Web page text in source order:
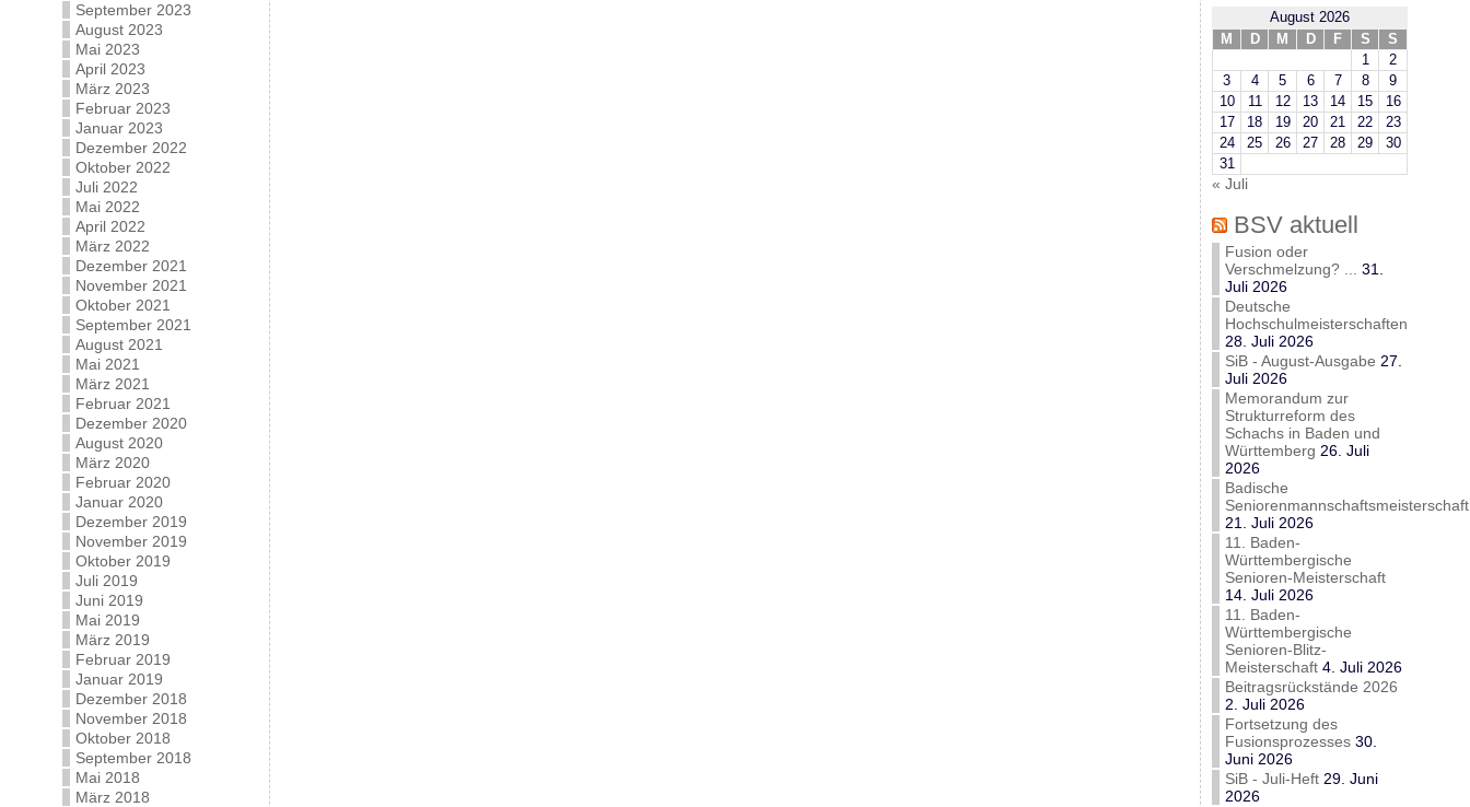
September 2023
August 2023
Mai 2023
April 2023
März 2023
Februar 2023
Januar 2023
Dezember 2022
Oktober 2022
Juli 2022
Mai 2022
April 2022
März 2022
Dezember 2021
November 2021
Oktober 2021
September 2021
August 2021
Mai 2021
März 2021
Februar 2021
Dezember 2020
August 2020
März 2020
Februar 2020
Januar 2020
Dezember 2019
November 2019
Oktober 2019
Juli 2019
Juni 2019
Mai 2019
März 2019
Februar 2019
Januar 2019
Dezember 2018
November 2018
Oktober 2018
September 2018
Mai 2018
März 2018
August 2026
M
D M D F S
S
1
2
3
4 5 6 7 8
9
10
11 12 13 14 15
16
17
18 19 20 21 22
23
24
25 26 27 28 29
30
31
« Juli
BSV aktuell
Fusion oder
Verschmelzung? ...
31.
Juli 2026
Deutsche
Hochschulmeisterschaften
28. Juli 2026
SiB - August-Ausgabe 27.
Juli 2026
Memorandum zur
Strukturreform des
Schachs in Baden und
Württemberg 26. Juli
2026
Badische
Seniorenmannschaftsmeisterschaft
21. Juli 2026
11. Baden-
Württembergische
Senioren-Meisterschaft
14. Juli 2026
11. Baden-
Württembergische
Senioren-Blitz-
Meisterschaft 4. Juli 2026
Beitragsrückstände 2026
2. Juli 2026
Fortsetzung des
Fusionsprozesses 30.
Juni 2026
SiB - Juli-Heft 29. Juni
2026